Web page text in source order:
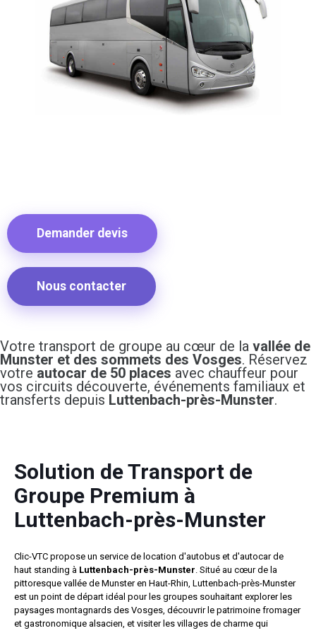
Demander devis
Nous contacter
Votre transport de groupe au cœur de la vallée de
Munster et des sommets des Vosges. Réservez
votre autocar de 50 places avec chauffeur pour
vos circuits découverte, événements familiaux et
transferts depuis Luttenbach-près-Munster.
Solution de Transport de
Groupe Premium à
Luttenbach-près-Munster
Clic-VTC propose un service de location d'autobus et d'autocar de
haut standing à Luttenbach-près-Munster . Situé au cœur de la
pittoresque vallée de Munster en Haut-Rhin, Luttenbach-près-Munster
est un point de départ idéal pour les groupes souhaitant explorer les
paysages montagnards des Vosges, découvrir le patrimoine fromager
et gastronomique alsacien, et visiter les villages de charme qui